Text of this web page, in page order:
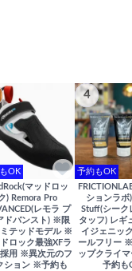
OK
マッドロッ
) Remora Pro
レモラ プ
ドバンスト) ※限
テッドモデル ※
ロック最強XFラ
用 ※異次元のフ
ション ※予約も
4
予約もOK
ションラボ
Stuff(シーク
タッフ) レギ
イジェニッ
ールフリー
ップクライ
予約も